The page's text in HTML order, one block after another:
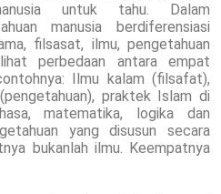
untuk tahu. Dalam
manusia berdiferensiasi
filsasat, ilmu, pengetahuan
perbedaan antara empat
Ilmu kalam (filsafat),
praktek Islam di
matematika, logika dan
yang disusun secara
bukanlah ilmu. Keempatnya